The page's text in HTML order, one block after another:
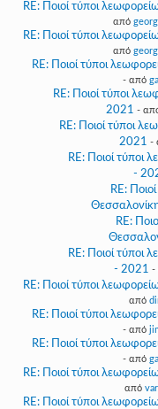
RE: Ποιοί τύποι
από
RE: Ποιοί τύποι
από
RE: Ποιοί τύποι
- από
RE: Ποιοί τύποι
2021 -
RE: Ποιοί τύποι
2021 -
RE: Ποιοί τύποι
-
RE:
RE:
RE: Ποιοί τύποι
- 2021 -
RE: Ποιοί τύποι
από
RE: Ποιοί τύποι
- από
RE: Ποιοί τύποι
- από
RE: Ποιοί τύποι
από
RE: Ποιοί τύποι